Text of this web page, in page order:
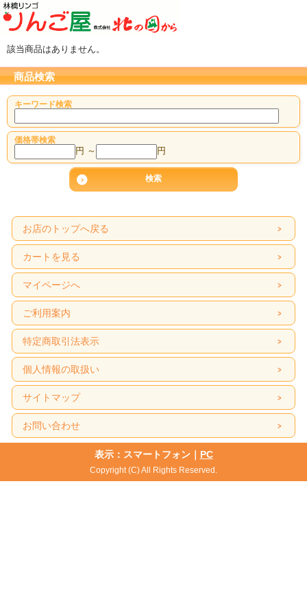
該当商品はありません。
商品検索
キーワード検索
価格帯検索
円 ～ 円
お店のトップへ戻る
カートを見る
マイページへ
ご利用案内
特定商取引法表示
個人情報の取扱い
サイトマップ
お問い合わせ
表示：スマートフォン｜ PC
Copyright (C) All Rights Reserved.